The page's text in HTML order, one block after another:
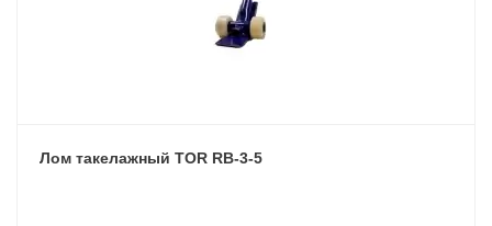
Лом такелажный TOR RB-3-5